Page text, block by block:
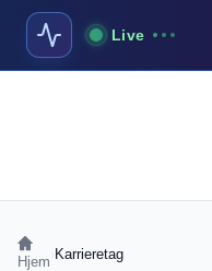
Live
Hjem Karrieretag